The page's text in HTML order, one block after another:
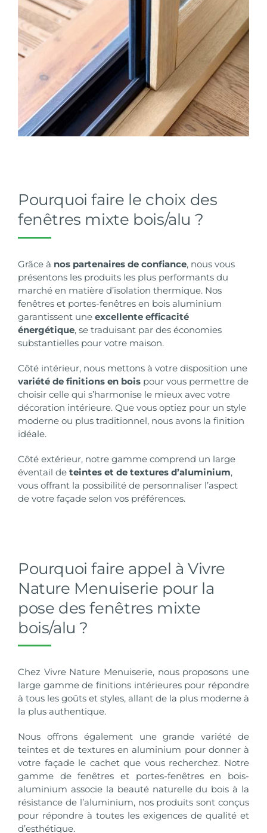
Pourquoi faire le choix des
fenêtres mixte bois/alu ?
Grâce à nos partenaires de confiance, nous vous
présentons les produits les plus performants du
marché en matière d’isolation thermique. Nos
fenêtres et portes-fenêtres en bois aluminium
garantissent une excellente efficacité
énergétique, se traduisant par des économies
substantielles pour votre maison.
Côté intérieur, nous mettons à votre disposition une
variété de finitions en boispour vous permettre de
choisir celle qui s’harmonise le mieux avec votre
décoration intérieure. Que vous optiez pour un style
moderne ou plus traditionnel, nous avons la finition
idéale.
Côté extérieur, notre gamme comprend un large
éventail de teintes et de textures d’aluminium,
vous offrant la possibilité de personnaliser l’aspect
de votre façade selon vos préférences.
Pourquoi faire appel à Vivre
Nature Menuiserie pour la
pose des fenêtres mixte
bois/alu ?
Chez Vivre Nature Menuiserie, nous proposons une
large gamme de finitions intérieures pour répondre
à tous les goûts et styles, allant de la plus moderne à
la plus authentique.
Nous offrons également une grande variété de
teintes et de textures en aluminium pour donner à
votre façade le cachet que vous recherchez. Notre
gamme de fenêtres et portes-fenêtres en bois-
aluminium associe la beauté naturelle du bois à la
résistance de l’aluminium, nos produits sont conçus
pour répondre à toutes les exigences de qualité et
d’esthétique.